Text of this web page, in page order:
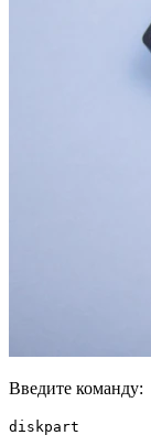
Введите команду:
diskpart